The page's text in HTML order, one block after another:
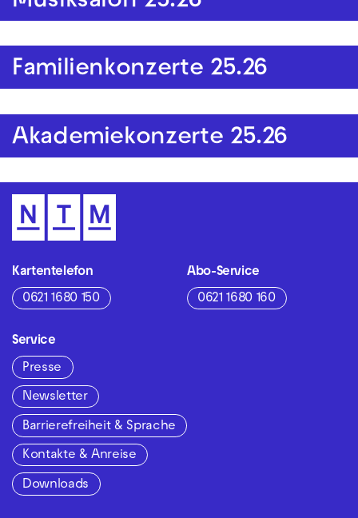
Familienkonzerte 25.26
Akademiekonzerte 25.26
Kartentelefon
0621 1680 150
Abo-Service
0621 1680 160
Service
Presse
Newsletter
Barrierefreiheit & Sprache
Kontakte & Anreise
Downloads